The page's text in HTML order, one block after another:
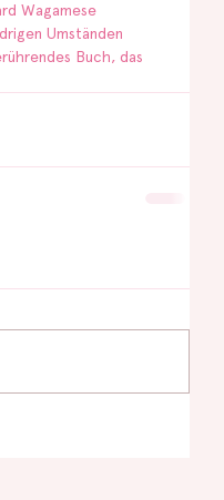
Wagamese
Umständen
Buch, das